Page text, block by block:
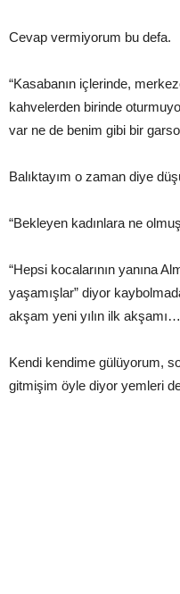
Cevap vermiyorum bu defa.
“Kasabanın içlerinde,
kahvelerden birinde
var ne de benim gibi bir
Balıktayım o zaman diye
“Bekleyen kadınlara ne
“Hepsi kocalarının yanına
yaşamışlar” diyor
akşam yeni yılın ilk
Kendi kendime gülüyorum,
gitmişim öyle diyor yemleri